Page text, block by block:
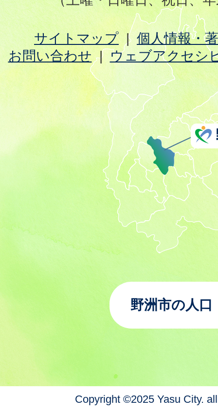
サイトマップ
個人情報・
お問い合わせ
ウェブアクセシ
野洲市の人口
Copyright ©2025 Yasu City.